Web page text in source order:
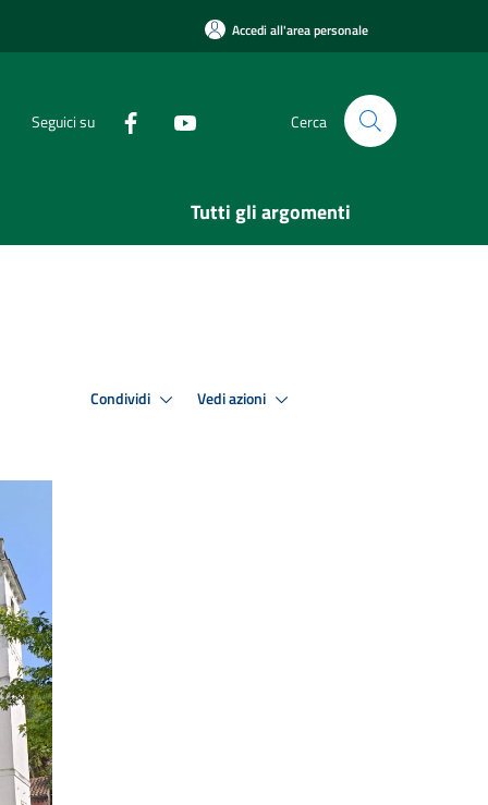
Accedi all'area personale
Seguici su Cerca
Tutti gli argomenti
Condividi Vedi azioni